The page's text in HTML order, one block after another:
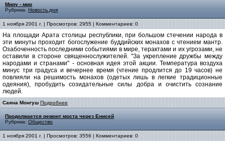
Миру - мир
Рубрика: Новость дня
1 ноября 2001 г. | Просмотров: 2955 | Комментариев: 0
На площади Арата столицы республики, при большом стечении народа в
эти минуты проходит богослужение буддийских монахов с чтением мантр.
Озабоченность последними событиями в мире, терактами и их угрозами, не
оставили в стороне священнослужителей. "За укрепление дружбы между
народами и странами" - основная идея этой акции. Температура воздуха
минус три градуса и вечернее время (чтение продлится до 19 часов) не
повлияли на решимость монахов (одетых лишь в легкие традиционные
одеяния), пробудить созидательные силы добра и очистить сознание
людей.
Саяна Монгуш Подробнее
Продолжается ремонт моста через Енисей
Рубрика: Общество
1 ноября 2001 г. | Просмотров: 3556 | Комментариев: 0